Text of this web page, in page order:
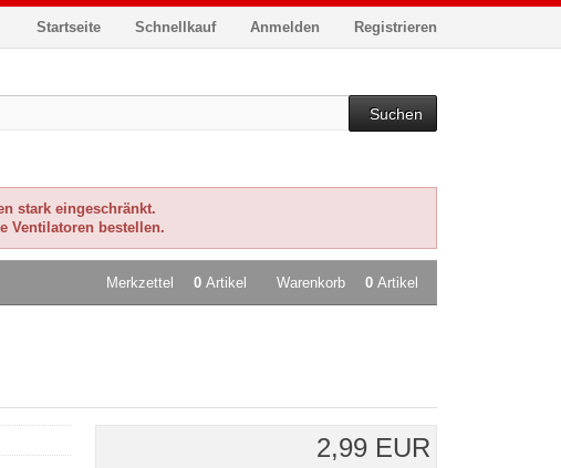
Registrieren
Anmelden
Schnellkauf
Startseite
Suchen
stark eingeschränkt.
Ventilatoren bestellen.
Warenkorb 0 Artikel
Merkzettel 0 Artikel
2,99 EUR